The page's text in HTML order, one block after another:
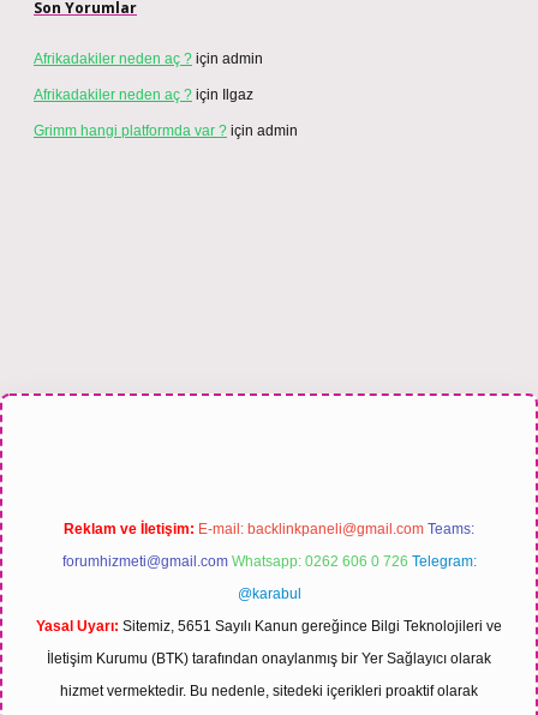
Son Yorumlar
Afrikadakiler neden aç ? için admin
Afrikadakiler neden aç ? için Ilgaz
Grimm hangi platformda var ? için admin
sitesi
Reklam ve İletişim: E-mail: backlinkpaneli@gmail.com Teams:
forumhizmeti@gmail.com Whatsapp: 0262 606 0 726 Telegram:
@karabul
Yasal Uyarı: Sitemiz, 5651 Sayılı Kanun gereğince Bilgi Teknolojileri ve
İletişim Kurumu (BTK) tarafından onaylanmış bir Yer Sağlayıcı olarak
hizmet vermektedir. Bu nedenle, sitedeki içerikleri proaktif olarak